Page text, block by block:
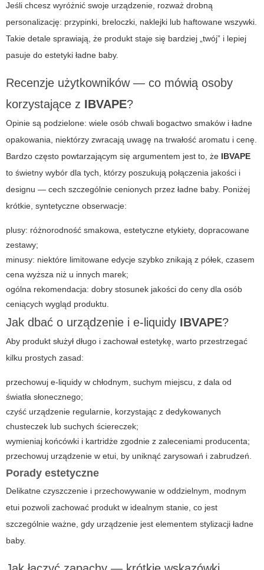
Jeśli chcesz wyróżnić swoje urządzenie, rozważ drobną
personalizację: przypinki, breloczki, naklejki lub haftowane wszywki.
Takie detale sprawiają, że produkt staje się bardziej „twój” i lepiej
pasuje do estetyki ładne baby.
Recenzje użytkowników — co mówią osoby
korzystające z IBVAPE?
Opinie są podzielone: wiele osób chwali bogactwo smaków i ładne
opakowania, niektórzy zwracają uwagę na trwałość aromatu i cenę.
Bardzo często powtarzającym się argumentem jest to, że IBVAPE
to świetny wybór dla tych, którzy poszukują połączenia jakości i
designu — cech szczególnie cenionych przez ładne baby. Poniżej
krótkie, syntetyczne obserwacje:
plusy: różnorodność smakowa, estetyczne etykiety, dopracowane
zestawy;
minusy: niektóre limitowane edycje szybko znikają z półek, czasem
cena wyższa niż u innych marek;
ogólna rekomendacja: dobry stosunek jakości do ceny dla osób
ceniących wygląd produktu.
Jak dbać o urządzenie i e-liquidy IBVAPE?
Aby produkt służył długo i zachował estetykę, warto przestrzegać
kilku prostych zasad:
przechowuj e-liquidy w chłodnym, suchym miejscu, z dala od
światła słonecznego;
czyść urządzenie regularnie, korzystając z dedykowanych
chusteczek lub suchych ściereczek;
wymieniaj końcówki i kartridże zgodnie z zaleceniami producenta;
przechowuj urządzenie w etui, by uniknąć zarysowań i zabrudzeń.
Porady estetyczne
Delikatne czyszczenie i przechowywanie w oddzielnym, modnym
etui pozwoli zachować produkt w idealnym stanie, co jest
szczególnie ważne, gdy urządzenie jest elementem stylizacji ładne
baby.